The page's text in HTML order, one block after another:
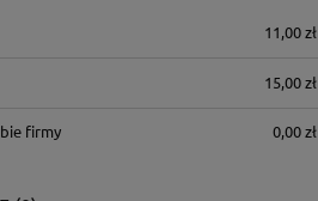
CENA NIE ZAWIERA EWENTUALNYCH11,00 zł
15,00 zł
firmy 0,00 zł